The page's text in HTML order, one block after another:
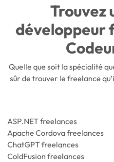
Trouvez
développeur
Quelle que soit la spécialité
sûr de trouver le freelance
ASP.NET freelances
Apache Cordova freelances
ChatGPT freelances
ColdFusion freelances